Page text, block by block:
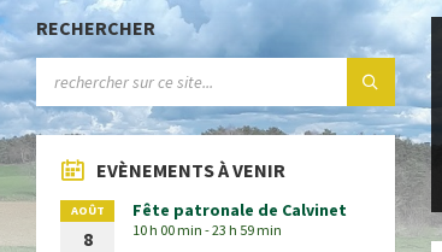
RECHERCHER
EVÈNEMENTS À VENIR
AOÛT
8
Fête patronale de Calvinet
10 h 00 min - 23 h 59 min